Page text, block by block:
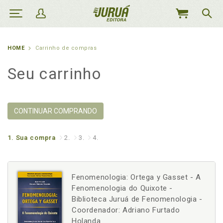
MEU
HOME Carrinho de compras
Seu carrinho
CONTINUAR COMPRANDO
1. Sua compra 2. 3. 4.
Fenomenologia: Ortega y Gasset - A
Fenomenologia do Quixote -
Biblioteca Juruá de Fenomenologia -
Coordenador: Adriano Furtado
Holanda